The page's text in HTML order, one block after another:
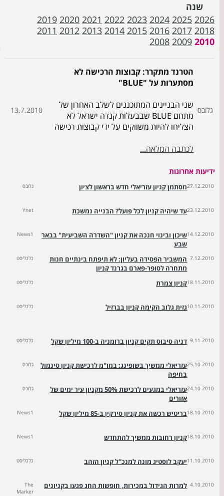
שנה
2026
2025
2024
2023
2022
2021
2020
2019
2018
2017
2016
2015
2014
2013
2012
2011
2010
2009
2008
גלובס
הטרנד מתקרר: קבוצות הרכישה לא
מסתערות על "BLUE"
שני הבניינים המתוכננים לשלב האחרון של
מתחם BLUE שבבעלות קנדה ישראל לא
הצליחו להיות משווקים על ידי קבוצות רכישה
לכתבה המלאה...
13.7.2010
ידיעות אחרונות
27.12.2010מסתמן קניון עזריאלי חדש בראשון לציון גלובס
23.12.2010עד שיהיה קניון לכל פועל? הבנייה נמשכת Ynet
14.12.2010שיכון ובינוי חנכה את קניון "השדרה השביעית" בבאר
שבע
News1
7.12.2010 המשביר הפסידה בעליון: לא תיפתח בינתיים חנות
מתחרה לסופר-פארם בגרנד קניון
כלכליסט
18.11.2010קניון צמרת כלכליסט
10.11.2010גזית גלוב הקימה קניון בברזיל כלכליסט
9.11.2010 דניה סיבוס תקים קניון ברומניה ב-100 מיליון שקל כלכליסט
25.10.2010עזריאלי ממשיך בשופינג: במו"מ לרכישת קניון סינמול
בחיפה
גלובס
24.10.2010
עזריאלי במגעים לרכישת 50% מקניון עיר ימים של
אזורים
גלובס
18.10.2010בריטיש רכשה את קניון סירקין ב-85 מיליון שקל News1
18.10.2010קניון רחובות ממשיך להתחדש News1
11.10.2010יעקב לוסטיג מונה למנכ"ל קניון הזהב כלכליסט
4.10.2010 למרות הגידול במכירות, חופשות החג פגעו בקניונים
The
Marker